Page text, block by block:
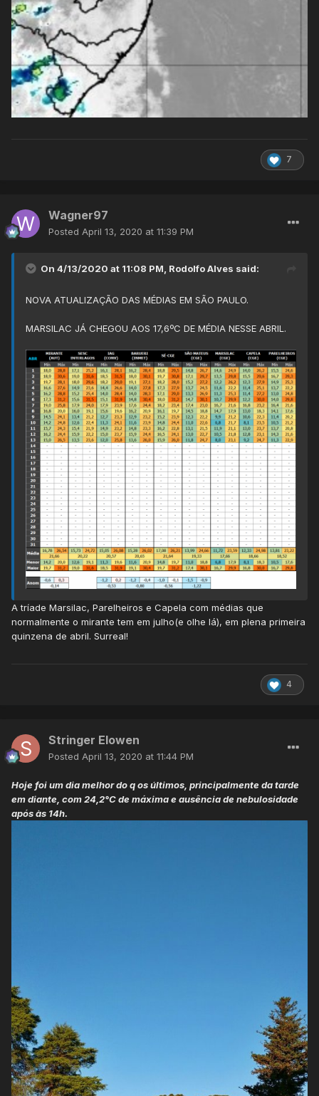
7
Wagner97
Posted April 13, 2020 at 11:39 PM
On 4/13/2020 at 11:08 PM, Rodolfo Alves said:
NOVA ATUALIZAÇÃO DAS MÉDIAS EM SÃO PAULO.
MARSILAC JÁ CHEGOU AOS 17,6ºC DE MÉDIA NESSE ABRIL.
A tríade Marsilac, Parelheiros e Capela com médias que
normalmente o mirante tem em julho(e olhe lá), em plena primeira
quinzena de abril. Surreal!
4
Stringer Elowen
Posted April 13, 2020 at 11:44 PM
Hoje foi um dia melhor do q os últimos, principalmente da tarde
em diante, com 24,2°C de máxima e ausência de nebulosidade
após às 14h.